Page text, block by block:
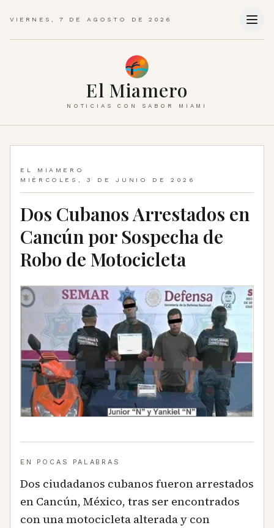
VIERNES, 7 DE AGOSTO DE 2026
El Miamero
NOTICIAS CON SABOR MIAMI
EL MIAMERO
MIÉRCOLES, 3 DE JUNIO DE 2026
Dos Cubanos Arrestados en
Cancún por Sospecha de
Robo de Motocicleta
EN POCAS PALABRAS
Dos ciudadanos cubanos fueron arrestados
en Cancún, México, tras ser encontrados
con una motocicleta alterada y con